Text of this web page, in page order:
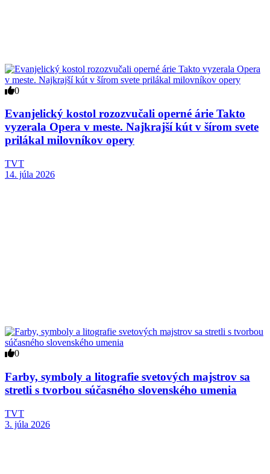
0
Evanjelický kostol rozozvučali operné árie Takto
vyzerala Opera v meste. Najkrajší kút v šírom svete
prilákal milovníkov opery
TVT
14. júla 2026
0
Farby, symboly a litografie svetových majstrov sa
stretli s tvorbou súčasného slovenského umenia
TVT
3. júla 2026